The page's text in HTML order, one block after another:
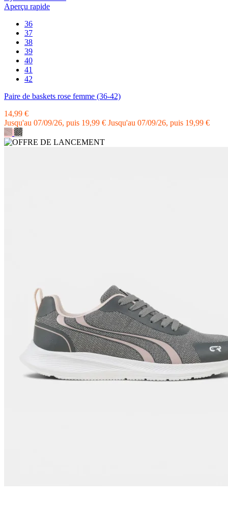
Aperçu rapide
36
37
38
39
40
41
42
Paire de baskets rose femme (36-42)
14,99 €
Jusqu'au 07/09/26, puis 19,99 € Jusqu'au 07/09/26, puis 19,99 €